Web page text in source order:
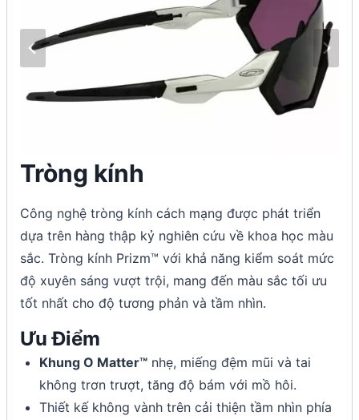
Tròng kính
Công nghệ tròng kính cách mạng được phát triển
dựa trên hàng thập kỷ nghiên cứu về khoa học màu
sắc. Tròng kính Prizm™ với khả năng kiểm soát mức
độ xuyên sáng vượt trội, mang đến màu sắc tối ưu
tốt nhất cho độ tương phản và tầm nhìn.
Ưu Điểm
Khung O Matter™ nhẹ, miếng đệm mũi và tai
không trơn trượt, tăng độ bám với mồ hôi.
Thiết kế không vành trên cải thiện tầm nhìn phía